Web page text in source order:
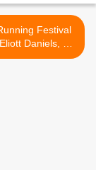
Festival
Daniels, 10
maratona da